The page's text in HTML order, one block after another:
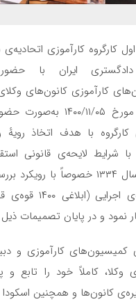
کارگروه کارآموزی
ایران با
کارآموزی کانون‌های
سه‌شنبه مورخ ۱۴۰۰/۱۱/
با هدف اتخاذ رویهٔ
شرایط لایحه‌ی قانونی
مصوب سال ۱۳۳۴ خصوصاً با
آیین‌نامه‌ی
نمود و در پایان تصمیمات
کمیسیون‌های کارآموزی و
وکلا، کاملاً خود را تابع
کانون‌ها و همچنین اسکودا